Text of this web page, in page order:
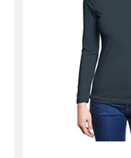
Gestalte jetzt
individuellen